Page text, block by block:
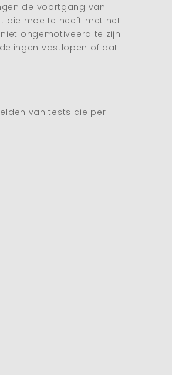
de voortgang van
die moeite heeft met het
ongemotiveerd te zijn.
vastlopen of dat
van tests die per